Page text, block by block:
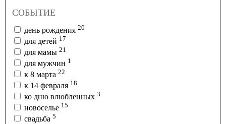
СОБЫТИЕ
день рождения 20
для детей 17
для мамы 21
для мужчин 1
к 8 марта 22
к 14 февраля 18
ко дню влюбленных 3
новоселье 15
свадьба 5